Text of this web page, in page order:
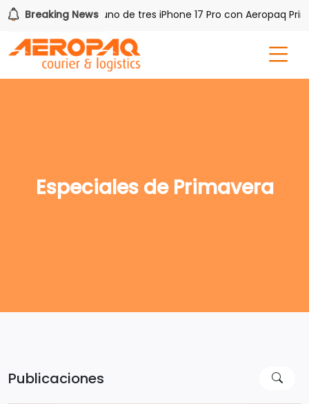
Breaking NewsGana uno de tres iPhone 17 Pro con Aeropaq Prime
Especiales de Primavera
Publicaciones